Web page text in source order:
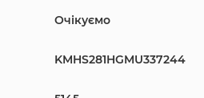
Очікуємо
KMHS281HGMU337244